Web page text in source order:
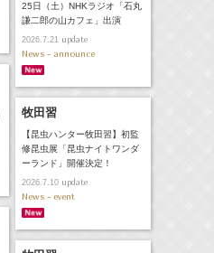
25日（土）NHKラジオ「石丸
謙二郎の山カフェ」出演
2026.7.21update
News - announce
牧田習
【昆虫ハンター牧田習】初監
修昆虫展「昆虫ナイトワンダ
ーランド」開催決定！
2026.7.10update
News - event